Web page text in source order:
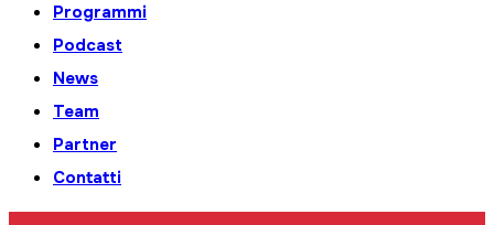
Programmi
Podcast
News
Team
Partner
Contatti